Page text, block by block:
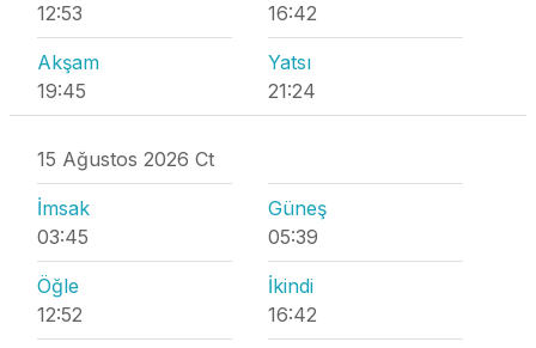
12:53
16:42
Akşam
19:45
Yatsı
21:24
15 Ağustos 2026 Ct
İmsak
03:45
Güneş
05:39
Öğle
12:52
İkindi
16:42